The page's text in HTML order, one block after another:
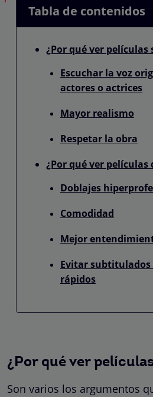
Tabla de contenidos
¿Por qué ver
Escuchar la voz
actores o actrices
Mayor realismo
Respetar la obra
¿Por qué ver películas
Doblajes
Comodidad
Mejor
Evitar subtitulados
rápidos
¿Por qué ver
Son varios los argumentos